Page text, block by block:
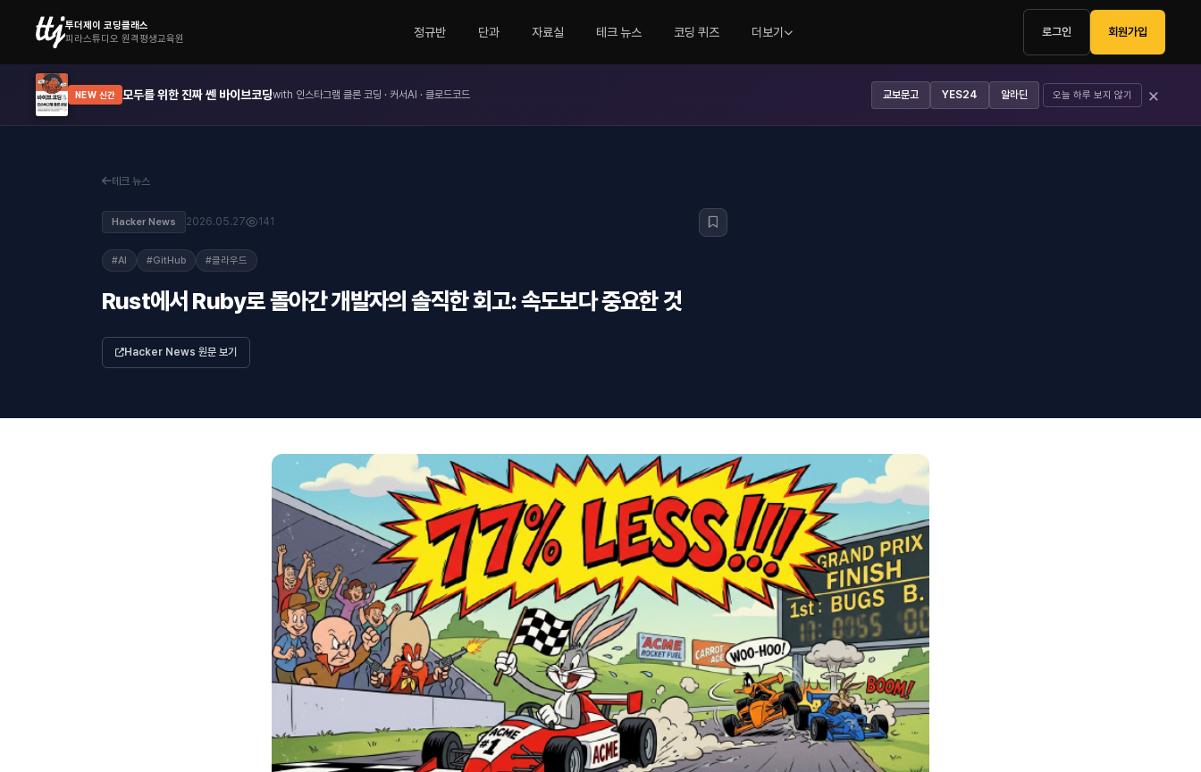
투더제이 코딩클래스
피라스튜디오 원격평생교육원
정규반 단과 자료실 테크 뉴스 코딩 퀴즈 더보기 로그인 회원가입
NEW 신간 모두를 위한 진짜 쎈 바이브코딩with 인스타그램 클론 코딩 · 커서AI · 클로드코드 교보문고 YES24 알라딘 오늘 하루 보지 않기 ×
테크 뉴스
Hacker News 2026.05.27 141
#AI #GitHub #클라우드
Rust에서 Ruby로 돌아간 개발자의 솔직한 회고: 속도보다 중요한 것
Hacker News 원문 보기